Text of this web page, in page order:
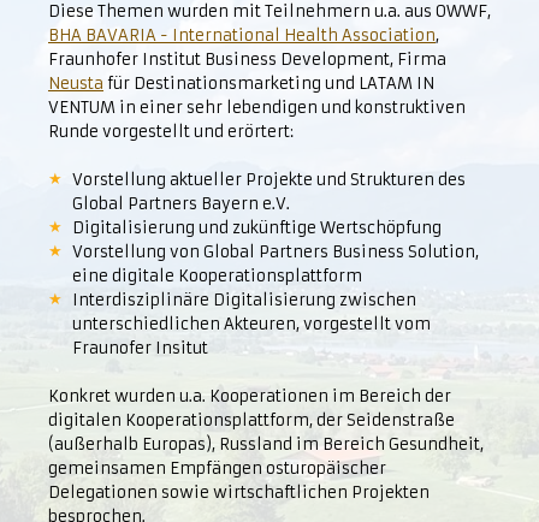
Diese Themen wurden mit Teilnehmern u.a. aus OWWF,
BHA BAVARIA - International Health Association,
Fraunhofer Institut Business Development, Firma
Neusta für Destinationsmarketing und LATAM IN
VENTUM in einer sehr lebendigen und konstruktiven
Runde vorgestellt und erörtert:
Vorstellung aktueller Projekte und Strukturen des
Global Partners Bayern e.V.
Digitalisierung und zukünftige Wertschöpfung
Vorstellung von Global Partners Business Solution,
eine digitale Kooperationsplattform
Interdisziplinäre Digitalisierung zwischen
unterschiedlichen Akteuren, vorgestellt vom
Fraunofer Insitut
Konkret wurden u.a. Kooperationen im Bereich der
digitalen Kooperationsplattform, der Seidenstraße
(außerhalb Europas), Russland im Bereich Gesundheit,
gemeinsamen Empfängen osturopäischer
Delegationen sowie wirtschaftlichen Projekten
besprochen.